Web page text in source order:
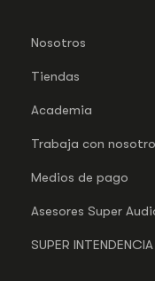
Nosotros
Tiendas
Academia
Trabaja con
Medios de pago
Asesores Super
SUPER INTENDENCIA